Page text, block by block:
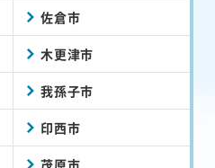
佐倉市
木更津市
我孫子市
印西市
茂原市